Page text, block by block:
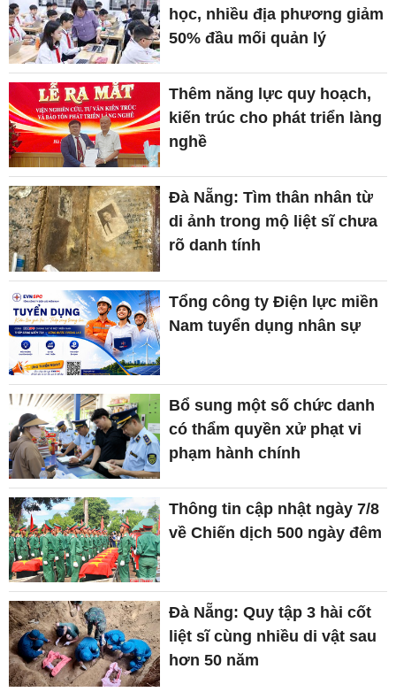
học, nhiều địa phương giảm
50% đầu mối quản lý
Thêm năng lực quy hoạch,
kiến trúc cho phát triển làng
nghề
Đà Nẵng: Tìm thân nhân từ
di ảnh trong mộ liệt sĩ chưa
rõ danh tính
Tổng công ty Điện lực miền
Nam tuyển dụng nhân sự
Bổ sung một số chức danh
có thẩm quyền xử phạt vi
phạm hành chính
Thông tin cập nhật ngày 7/8
về Chiến dịch 500 ngày đêm
Đà Nẵng: Quy tập 3 hài cốt
liệt sĩ cùng nhiều di vật sau
hơn 50 năm